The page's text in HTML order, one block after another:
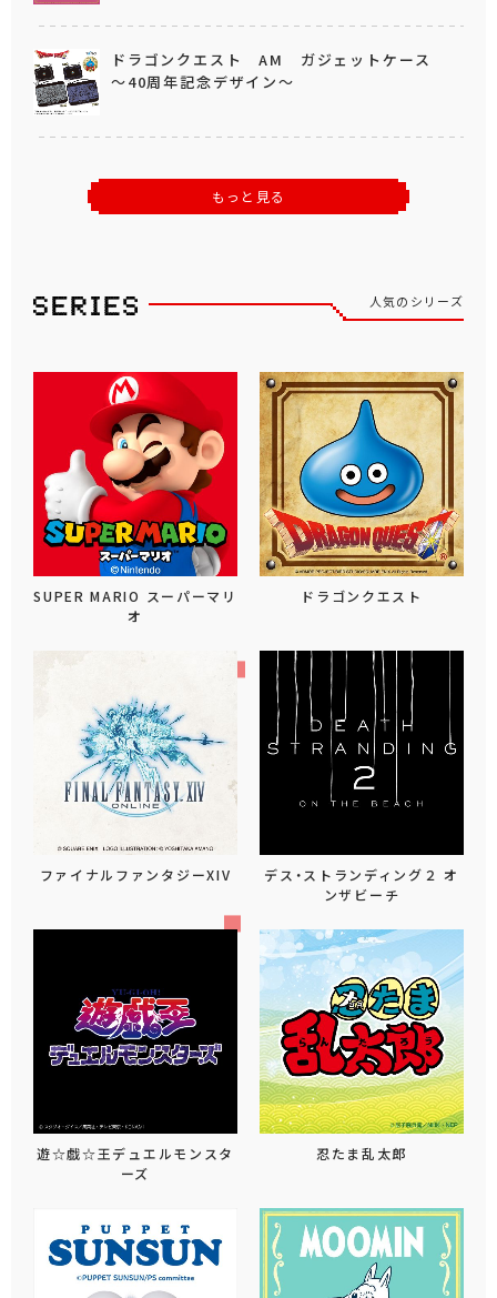
ドラゴンクエスト AM ガジェットケース
～40周年記念デザイン～
もっと見る
人気のシリーズ
SUPER MARIO スーパーマリ
オ
ドラゴンクエスト
ファイナルファンタジーXIV
デス・ストランディング２ オ
ンザビーチ
遊☆戯☆王デュエルモンスタ
ーズ
忍たま乱太郎